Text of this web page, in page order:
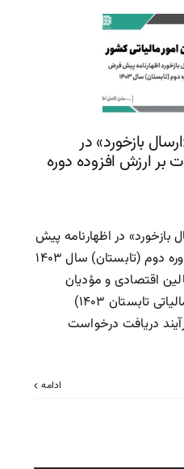
سازمان امور مالیاتی
بازخورد» در
بر ارزش افزوده دوره
بازخورد» در اظهارنامه پیش
فرض مالیات بر ارزش افزوده دوره دوم (تابستان) سال ۱۴۰۳
اقتصادی و مؤدیان
محترم، در دوره‌ی جاری (دوره مالیاتی تابستان ۱۴۰۳)
دریافت درخواست
ادامه